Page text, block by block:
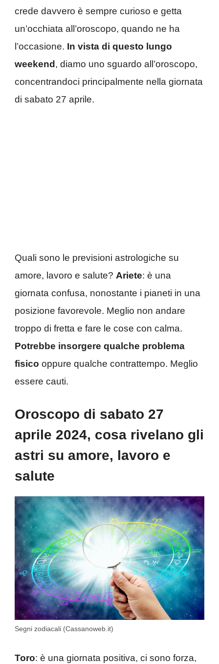
crede davvero è sempre curioso e getta
un’occhiata all’oroscopo, quando ne ha
l’occasione. In vista di questo lungo
weekend , diamo uno sguardo all’oroscopo,
concentrandoci principalmente nella giornata
di sabato 27 aprile.
Quali sono le previsioni astrologiche su
amore, lavoro e salute? Ariete: è una
giornata confusa, nonostante i pianeti in una
posizione favorevole. Meglio non andare
troppo di fretta e fare le cose con calma.
Potrebbe insorgere qualche problema
fisico oppure qualche contrattempo. Meglio
essere cauti.
Oroscopo di sabato 27
aprile 2024, cosa rivelano gli
astri su amore, lavoro e
salute
Segni zodiacali (Cassanoweb.it)
Toro: è una giornata positiva, ci sono forza,